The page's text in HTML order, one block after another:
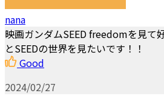
nana
映画ガンダムSEED freedomを見て
とSEEDの世界を見たいです！！
Good
2024/02/27